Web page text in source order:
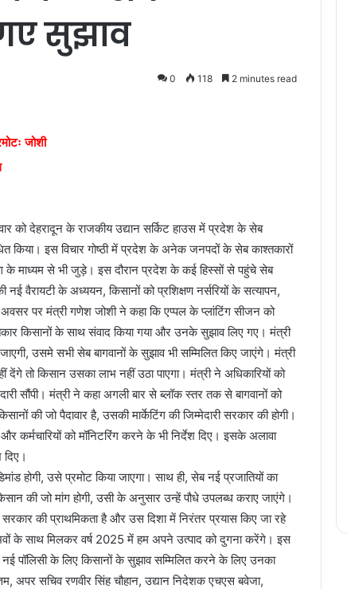
सुझाव
0 118 2 minutes read
जोशी
को देहरादून के राजकीय उद्यान सर्किट हाउस में प्रदेश के सेब
किया। इस विचार गोष्ठी में प्रदेश के अनेक जनपदों के सेब काश्तकारों
के माध्यम से भी जुड़े। इस दौरान प्रदेश के कई हिस्सों से पहुंचे सेब
नई वैरायटी के अध्ययन, किसानों को प्रशिक्षण नर्सरियों के सत्यापन,
अवसर पर मंत्री गणेश जोशी ने कहा कि एप्पल के प्लांटिंग सीजन को
के साथ संवाद किया गया और उनके सुझाव लिए गए। मंत्री
उसमे सभी सेब बागवानों के सुझाव भी सम्मिलित किए जाएंगे। मंत्री
देंगे तो किसान उसका लाभ नहीं उठा पाएगा। मंत्री ने अधिकारियों को
सौंपी। मंत्री ने कहा अगली बार से ब्लॉक स्तर तक से बागवानों को
की जो पैदावार है, उसकी मार्केटिंग की जिम्मेदारी सरकार की होगी।
कर्मचारियों को मॉनिटरिंग करने के भी निर्देश दिए। इसके अलावा
होगी, उसे प्रमोट किया जाएगा। साथ ही, सेब नई प्रजातियों का
की जो मांग होगी, उसी के अनुसार उन्हें पौधे उपलब्ध कराए जाएंगे।
की प्राथमिकता है और उस दिशा में निरंतर प्रयास किए जा रहे
के साथ मिलकर वर्ष 2025 में हम अपने उत्पाद को दुगना करेंगे। इस
पॉलिसी के लिए किसानों के सुझाव सम्मिलित करने के लिए उनका
अपर सचिव रणवीर सिंह चौहान, उद्यान निदेशक एचएस बवेजा,